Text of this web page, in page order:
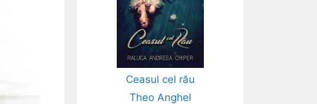
Ceasul cel rău
Theo Anghel